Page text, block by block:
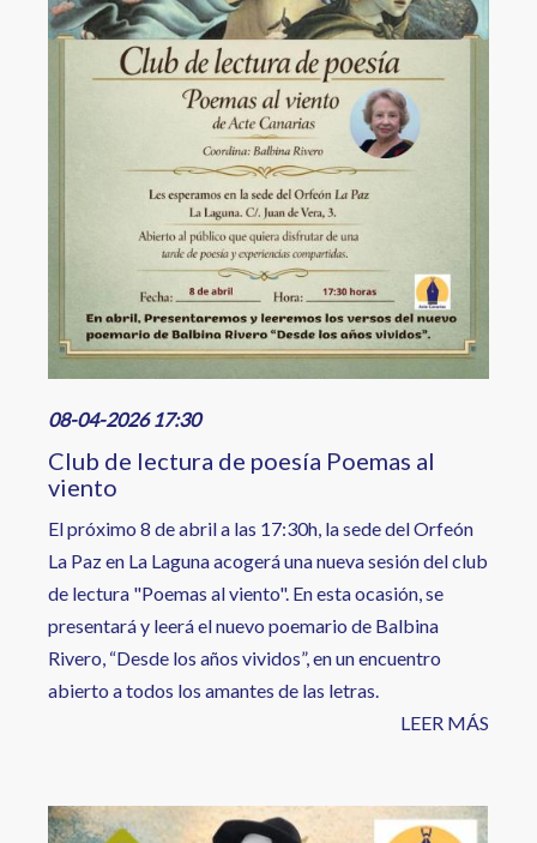
08-04-2026 17:30
Club de lectura de poesía Poemas al
viento
El próximo 8 de abril a las 17:30h, la sede del Orfeón
La Paz en La Laguna acogerá una nueva sesión del club
de lectura "Poemas al viento". En esta ocasión, se
presentará y leerá el nuevo poemario de Balbina
Rivero, “Desde los años vividos”, en un encuentro
abierto a todos los amantes de las letras.
LEER MÁS
Image